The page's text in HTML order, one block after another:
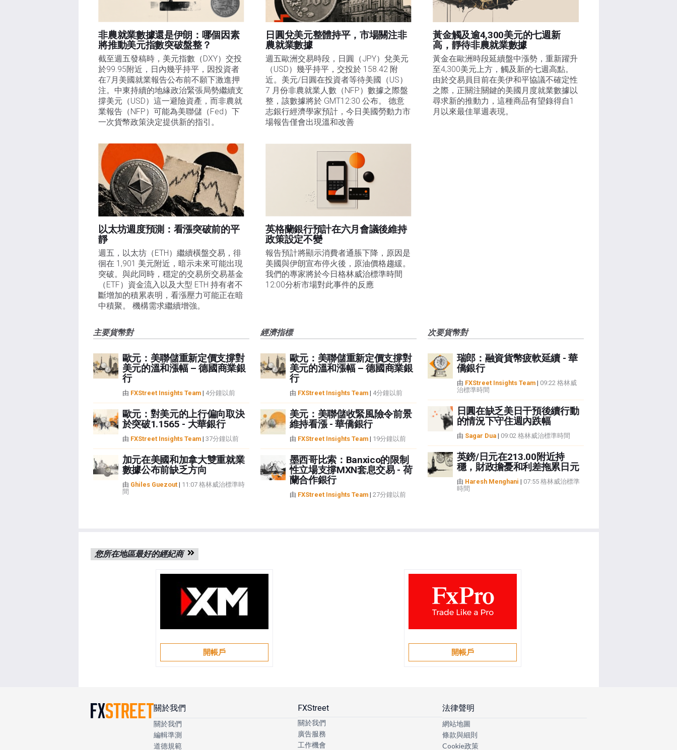
非農就業數據還是伊朗：哪個因素
將推動美元指數突破盤整？
截至週五發稿時，美元指數（DXY）交投
於99.95附近，日內幾乎持平，因投資者
在7月美國就業報告公布前不願下激進押
注。中東持續的地緣政治緊張局勢繼續支
撐美元（USD）這一避險資產，而非農就
業報告（NFP）可能為美聯儲（Fed）下
一次貨幣政策決定提供新的指引。
日圓兌美元整體持平，市場關注非
農就業數據
週五歐洲交易時段，日圓（JPY）兌美元
（USD）幾乎持平，交投於 158.42 附
近。美元/日圓在投資者等待美國（US）
7 月份非農就業人數（NFP）數據之際盤
整，該數據將於 GMT12:30 公布。 德意
志銀行經濟學家預計，今日美國勞動力市
場報告僅會出現溫和改善
黃金觸及逾4,300美元的七週新
高，靜待非農就業數據
黃金在歐洲時段延續盤中漲勢，重新躍升
至4,300美元上方，觸及新的七週高點。
由於交易員目前在美伊和平協議不確定性
之際，正關注關鍵的美國月度就業數據以
尋求新的推動力，這種商品有望錄得自1
月以來最佳單週表現。
以太坊週度預測：看漲突破前的平
靜
週五，以太坊（ETH）繼續橫盤交易，徘
徊在 1,901 美元附近，暗示未來可能出現
突破。與此同時，穩定的交易所交易基金
（ETF）資金流入以及大型 ETH 持有者不
斷增加的積累表明，看漲壓力可能正在暗
中積聚。 機構需求繼續增強。
英格蘭銀行預計在六月會議後維持
政策設定不變
報告預計將顯示消費者通脹下降，原因是
美國與伊朗宣布停火後，原油價格趨緩。
我們的專家將於今日格林威治標準時間
12:00分析市場對此事件的反應
主要貨幣對
歐元：美聯儲重新定價支撐對
美元的溫和漲幅 – 德國商業銀
行
由 FXStreet Insights Team| 4分鐘以前
歐元：對美元的上行偏向取決
於突破1.1565 - 大華銀行
由 FXStreet Insights Team| 37分鐘以前
加元在美國和加拿大雙重就業
數據公布前缺乏方向
由 Ghiles Guezout| 11:07 格林威治標準時
間
經濟指標
歐元：美聯儲重新定價支撐對
美元的溫和漲幅 – 德國商業銀
行
由 FXStreet Insights Team| 4分鐘以前
美元：美聯儲收緊風險令前景
維持看漲 - 華僑銀行
由 FXStreet Insights Team| 19分鐘以前
墨西哥比索：Banxico的限制
性立場支撐MXN套息交易 - 荷
蘭合作銀行
由 FXStreet Insights Team| 27分鐘以前
次要貨幣對
瑞郎：融資貨幣疲軟延續 - 華
僑銀行
由 FXStreet Insights Team| 09:22 格林威
治標準時間
日圓在缺乏美日干預後續行動
的情況下守住週內跌幅
由 Sagar Dua| 09:02 格林威治標準時間
英鎊/日元在213.00附近持
穩，財政擔憂和利差拖累日元
由 Haresh Menghani | 07:55 格林威治標準
時間
您所在地區最好的經紀商
開帳戶 開帳戶
關於我們
關於我們
編輯準測
道德規範
FXStreet
關於我們
廣告服務
工作機會
法律聲明
網站地圖
條款與細則
Cookie政策